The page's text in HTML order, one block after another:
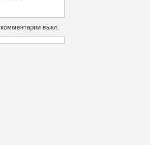
комментарии выкл.